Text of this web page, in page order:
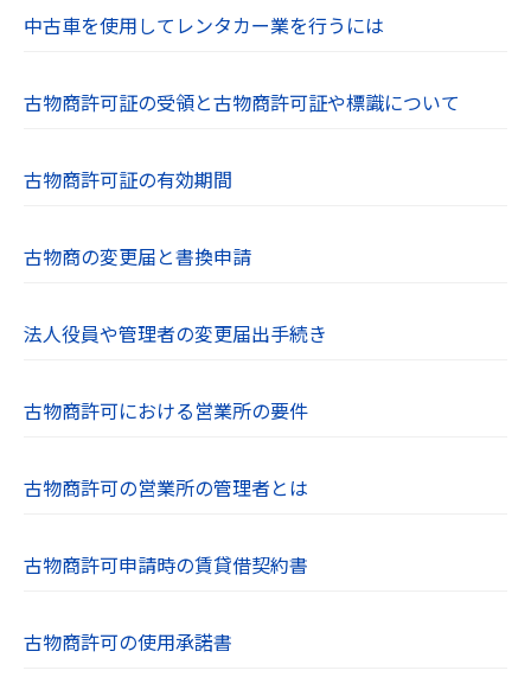
中古車を使用してレンタカー業を行うには
古物商許可証の受領と古物商許可証や標識について
古物商許可証の有効期間
古物商の変更届と書換申請
法人役員や管理者の変更届出手続き
古物商許可における営業所の要件
古物商許可の営業所の管理者とは
古物商許可申請時の賃貸借契約書
古物商許可の使用承諾書